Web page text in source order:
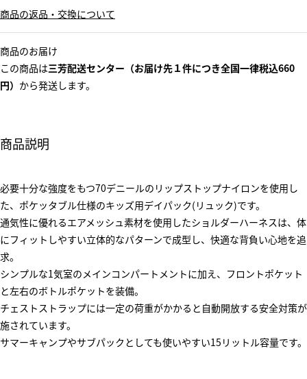
商品の返品・交換について
商品のお届け
この商品は三芳配送センター（お届け先１件につき全国一律税込660
円） から発送します。
商品説明
必要十分な強度をもつ70デニールのリップストップナイロンを使用し
た、ポケッタブル仕様のキッズ用デイパック(リュック)です。
通気性に優れるエアメッシュ素材を使用したショルダーハーネスは、体
にフィットしやすい立体的なパターンで成型し、快適な背負い心地を追
求。
シンプルな1気室のメインコンパートメントに加え、フロントポケット
と左右のボトルポケットを装備。
チェストストラップには一定の荷重がかかると自動開放する安全対策が
施されています。
サマーキャンプやサブパックとしても使いやすい15リットル容量です。